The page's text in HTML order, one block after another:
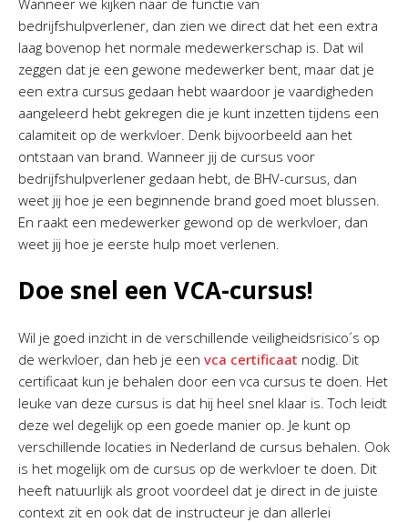
Wanneer we kijken naar de functie van
bedrijfshulpverlener, dan zien we direct dat het een extra
laag bovenop het normale medewerkerschap is. Dat wil
zeggen dat je een gewone medewerker bent, maar dat je
een extra cursus gedaan hebt waardoor je vaardigheden
aangeleerd hebt gekregen die je kunt inzetten tijdens een
calamiteit op de werkvloer. Denk bijvoorbeeld aan het
ontstaan van brand. Wanneer jij de cursus voor
bedrijfshulpverlener gedaan hebt, de BHV-cursus, dan
weet jij hoe je een beginnende brand goed moet blussen.
En raakt een medewerker gewond op de werkvloer, dan
weet jij hoe je eerste hulp moet verlenen.
Doe snel een VCA-cursus!
Wil je goed inzicht in de verschillende veiligheidsrisico´s op
de werkvloer, dan heb je een vca certificaat nodig. Dit
certificaat kun je behalen door een vca cursus te doen. Het
leuke van deze cursus is dat hij heel snel klaar is. Toch leidt
deze wel degelijk op een goede manier op. Je kunt op
verschillende locaties in Nederland de cursus behalen. Ook
is het mogelijk om de cursus op de werkvloer te doen. Dit
heeft natuurlijk als groot voordeel dat je direct in de juiste
context zit en ook dat de instructeur je dan allerlei